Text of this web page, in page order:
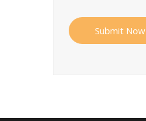
Submit Now